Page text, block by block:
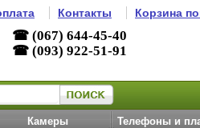
Контакты Корзина
☎ (067) 644-45-40
☎ (093) 922-51-91
Камеры Телефоны и